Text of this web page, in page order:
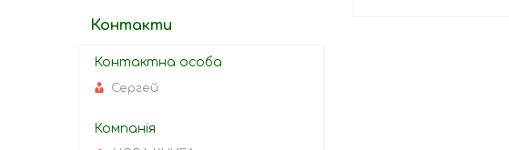
Контакти
Сергей